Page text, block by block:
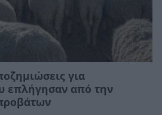
για
επλήγησαν από την